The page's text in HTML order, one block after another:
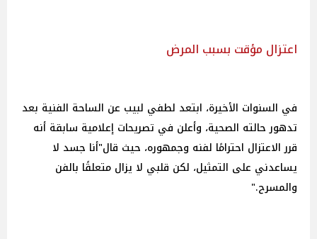
اعتزال مؤقت بسبب المرض
في السنوات الأخيرة، ابتعد لطفي لبيب عن الساحة الفنية بعد
تدهور حالته الصحية، وأعلن في تصريحات إعلامية سابقة أنه
قرر الاعتزال احترامًا لفنه وجمهوره، حيث قال"أنا جسد لا
يساعدني على التمثيل، لكن قلبي لا يزال متعلقًا بالفن
والمسرح."